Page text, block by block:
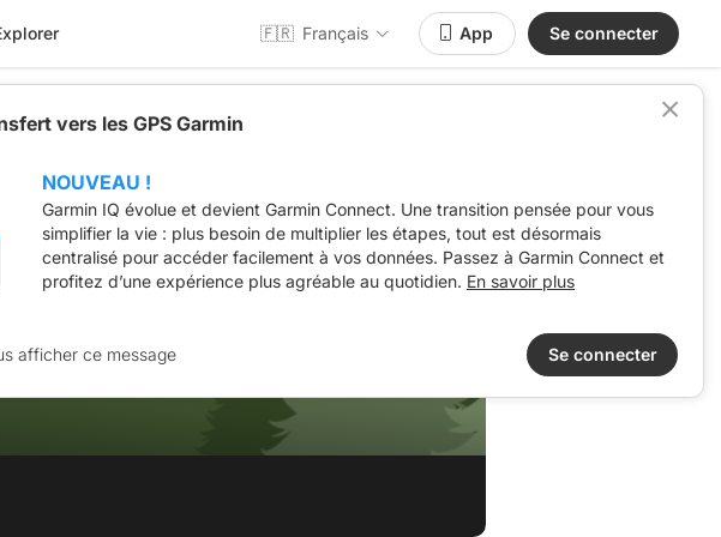
🇫🇷 Français App Se connecter
vers les GPS Garmin
NOUVEAU !
Garmin IQ évolue et devient Garmin Connect. Une transition pensée pour vous
simplifier la vie : plus besoin de multiplier les étapes, tout est désormais
centralisé pour accéder facilement à vos données. Passez à Garmin Connect et
profitez d’une expérience plus agréable au quotidien. En savoir plus
afficher ce message Se connecter